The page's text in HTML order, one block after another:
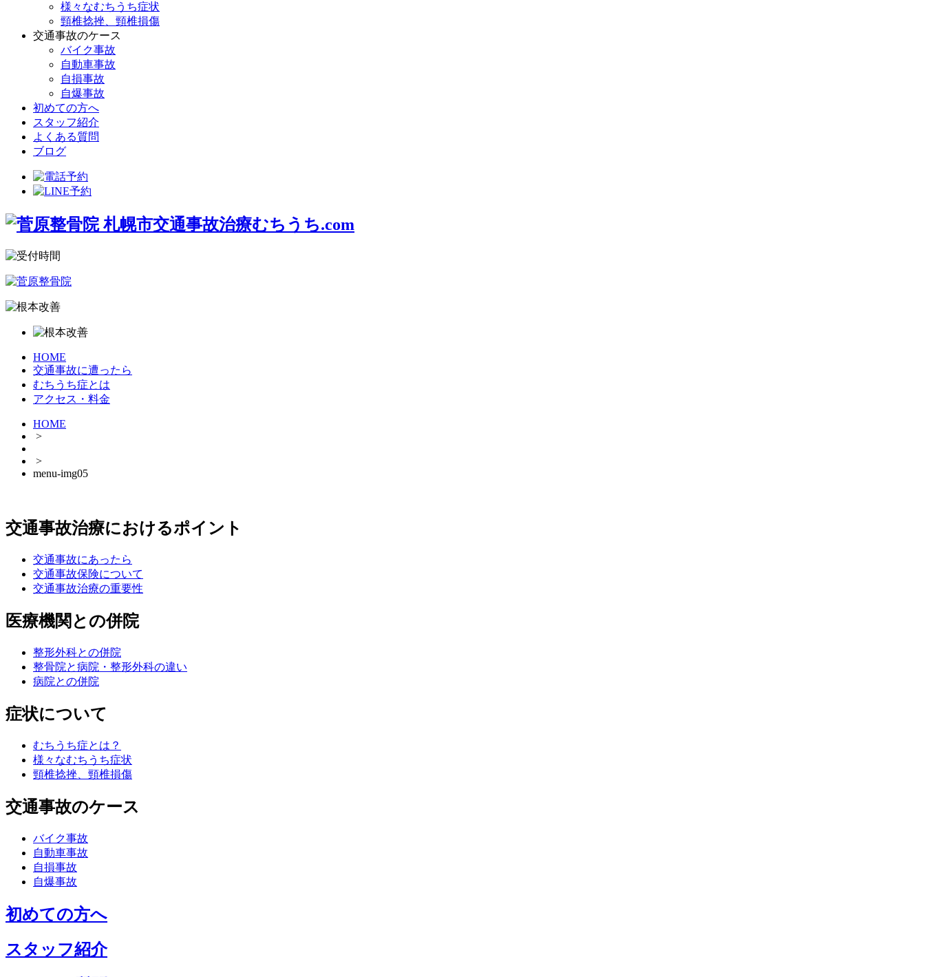
様々なむちうち症状
頸椎捻挫、頸椎損傷
交通事故のケース
バイク事故
自動車事故
自損事故
自爆事故
初めての方へ
スタッフ紹介
よくある質問
ブログ
HOME
交通事故に遭ったら
むちうち症とは
アクセス・料金
HOME
>
>
menu-img05
交通事故治療におけるポイント
交通事故にあったら
交通事故保険について
交通事故治療の重要性
医療機関との併院
整形外科との併院
整骨院と病院・整形外科の違い
病院との併院
症状について
むちうち症とは？
様々なむちうち症状
頸椎捻挫、頸椎損傷
交通事故のケース
バイク事故
自動車事故
自損事故
自爆事故
初めての方へ
スタッフ紹介